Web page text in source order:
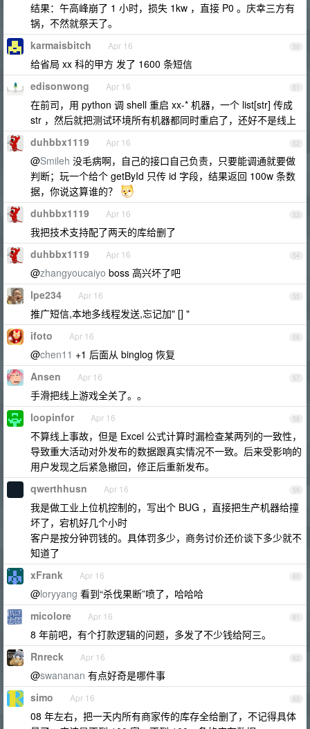
结果：午高峰崩了 1 小时，损失 1kw ，直接 P0 。庆幸三方有
锅，不然就祭天了。
50
karmaisbitch Apr 16
给省局 xx 科的甲方 发了 1600 条短信
51
edisonwong Apr 16
在前司，用 python 调 shell 重启 xx-* 机器，一个 list[str] 传成
str ，然后就把测试环境所有机器都同时重启了，还好不是线上
52
duhbbx1119 Apr 16
@Smileh 没毛病啊，自己的接口自己负责，只要能调通就要做
判断；玩一个给个 getById 只传 id 字段，结果返回 100w 条数
据，你说这算谁的？
53
duhbbx1119 Apr 16
我把技术支持配了两天的库给删了
54
duhbbx1119 Apr 16
@zhangyoucaiyo boss 高兴坏了吧
55
lpe234 Apr 16
推广短信,本地多线程发送,忘记加" [] "
56
ifoto Apr 16
@chen11 +1 后面从 binglog 恢复
57
Ansen Apr 16
手滑把线上游戏全关了。。
58
loopinfor Apr 16
不算线上事故，但是 Excel 公式计算时漏检查某两列的一致性，
导致重大活动对外发布的数据跟真实情况不一致。后来受影响的
用户发现之后紧急撤回，修正后重新发布。
59
qwerthhusn Apr 16
我是做工业上位机控制的，写出个 BUG ，直接把生产机器给撞
坏了，宕机好几个小时
客户是按分钟罚钱的。具体罚多少，商务讨价还价谈下多少就不
知道了
60
xFrank Apr 16
@loryyang 看到“杀伐果断”喷了，哈哈哈
61
micolore Apr 16
8 年前吧，有个打款逻辑的问题，多发了不少钱给阿三。
62
Rnreck Apr 16
@swananan 有点好奇是哪件事
63
simo Apr 16
08 年左右，把一天内所有商家传的库存全给删了，不记得具体